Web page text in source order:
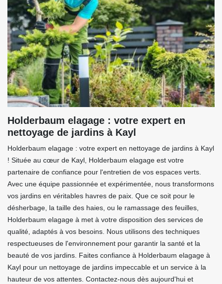
Holderbaum elagage : votre expert en
nettoyage de jardins à Kayl
Holderbaum elagage : votre expert en nettoyage de jardins à Kayl
! Située au cœur de Kayl, Holderbaum elagage est votre
partenaire de confiance pour l'entretien de vos espaces verts.
Avec une équipe passionnée et expérimentée, nous transformons
vos jardins en véritables havres de paix. Que ce soit pour le
désherbage, la taille des haies, ou le ramassage des feuilles,
Holderbaum elagage à met à votre disposition des services de
qualité, adaptés à vos besoins. Nous utilisons des techniques
respectueuses de l'environnement pour garantir la santé et la
beauté de vos jardins. Faites confiance à Holderbaum elagage à
Kayl pour un nettoyage de jardins impeccable et un service à la
hauteur de vos attentes. Contactez-nous dès aujourd'hui et